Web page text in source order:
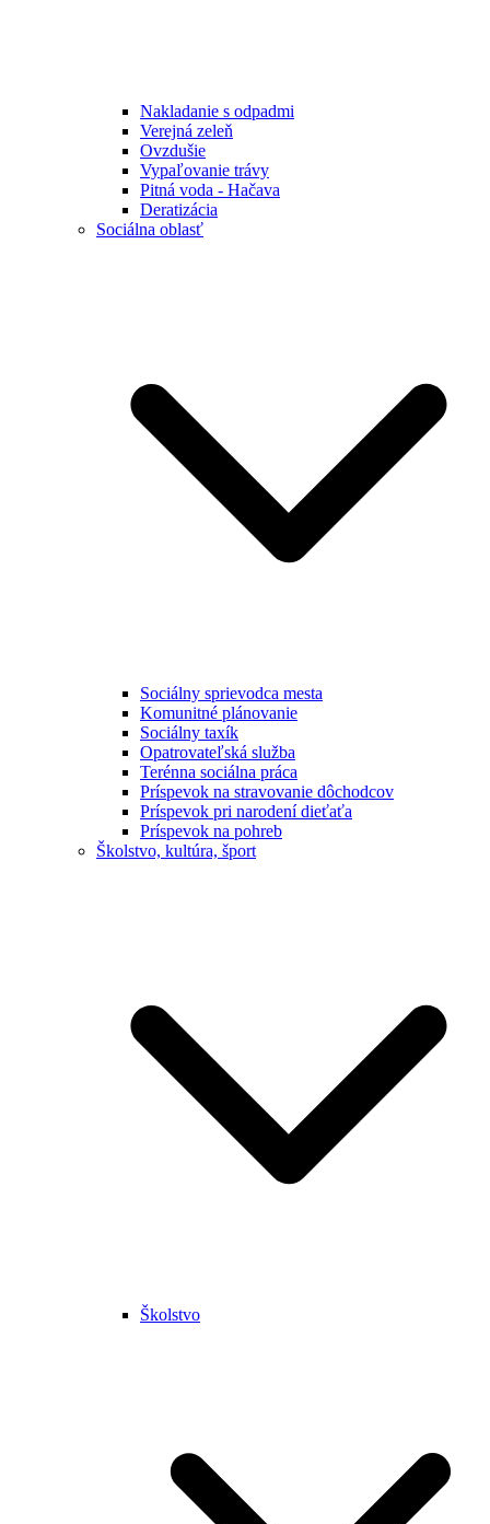
Nakladanie s odpadmi
Verejná zeleň
Ovzdušie
Vypaľovanie trávy
Pitná voda - Hačava
Deratizácia
Sociálna oblasť
Sociálny sprievodca mesta
Komunitné plánovanie
Sociálny taxík
Opatrovateľská služba
Terénna sociálna práca
Príspevok na stravovanie dôchodcov
Príspevok pri narodení dieťaťa
Príspevok na pohreb
Školstvo, kultúra, šport
Školstvo